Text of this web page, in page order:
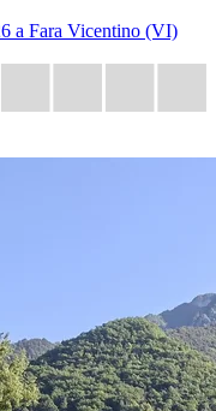
a Fara Vicentino (VI)